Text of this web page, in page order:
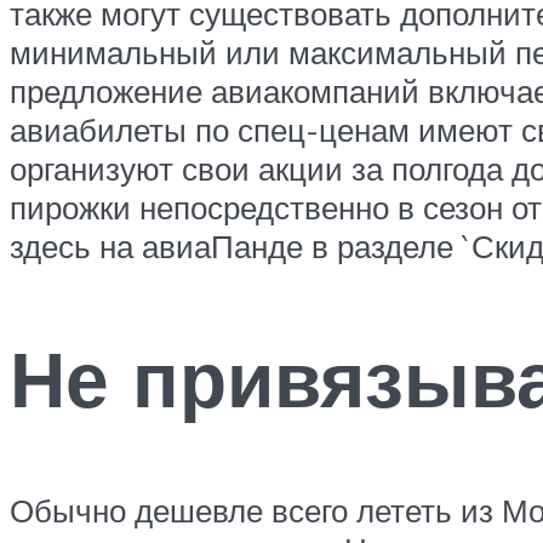
также могут существовать
минимальный или максимальный
предложение авиакомпаний
авиабилеты по спец-ценам имеют
организуют свои акции за полгода
пирожки непосредственно в сезон
здесь на авиаПанде в разделе
Не
Обычно дешевле всего лететь из